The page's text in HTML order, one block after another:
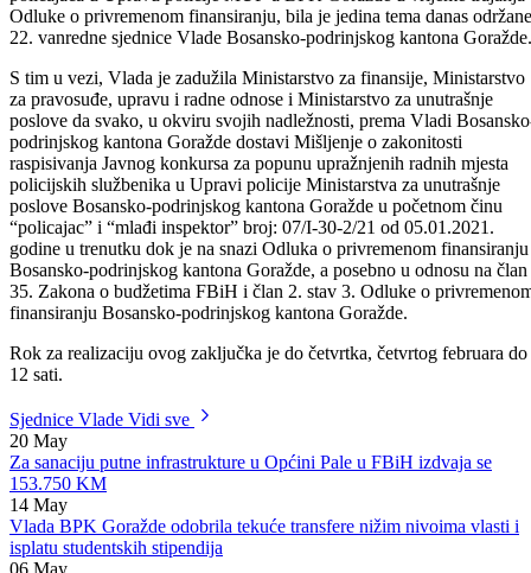
Goražde sa jučerašnje vanredne sjednice, po kojem se od Vlade traži
da se izjasni na okolnosti raspisivanja konkursa za prijem 25
Odluke o privremenom finansiranju, bila je jedina tema danas održane
22. vanredne sjednice Vlade Bosansko-podrinjskog kantona Goražde.
S tim u vezi, Vlada je zadužila Ministarstvo za finansije, Ministarstvo
za pravosuđe, upravu i radne odnose i Ministarstvo za unutrašnje
poslove da svako, u okviru svojih nadležnosti, prema Vladi
podrinjskog kantona Goražde dostavi Mišljenje o zakonitosti
raspisivanja Javnog konkursa za popunu upražnjenih radnih mjesta
policijskih službenika u Upravi policije Ministarstva za unutrašnje
poslove Bosansko-podrinjskog kantona Goražde u početnom činu
“policajac” i “mlađi inspektor” broj: 07/I-30-2/21 od 05.01.2021.
godine u trenutku dok je na snazi Odluka o privremenom finansiranju
35. Zakona o budžetima FBiH i član 2. stav 3. Odluke o
finansiranju Bosansko-podrinjskog kantona Goražde.
Rok za realizaciju ovog zaključka je do četvrtka, četvrtog februara do
12 sati.
Sjednice Vlade
20 May
Za sanaciju putne infrastrukture u Općini Pale u FBiH izdvaja se
153.750 KM
14 May